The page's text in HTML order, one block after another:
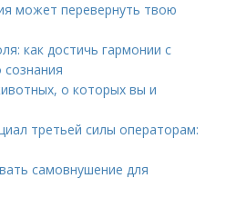
может перевернуть твою
как достичь гармонии с
сознания
о которых вы и
третьей силы операторам:
самовнушение для